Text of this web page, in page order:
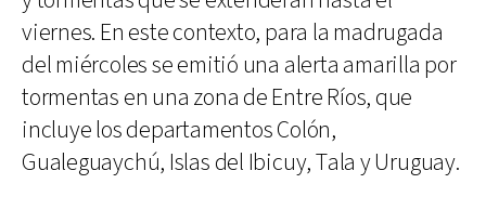
viernes. En este contexto, para la madrugada
del miércoles se emitió una alerta amarilla por
tormentas en una zona de Entre Ríos, que
incluye los departamentos Colón,
Gualeguaychú, Islas del Ibicuy, Tala y Uruguay.